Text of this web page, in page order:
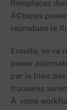
Remplacez
Ã©tapes
reproduire le
Ensuite, on va
power
par le biais
trouverez
Ã votre